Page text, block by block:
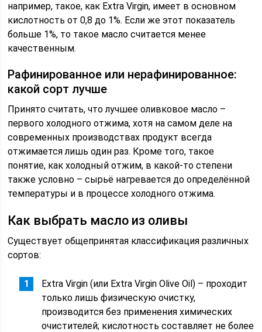
например, такое, как Extra Virgin, имеет в основном
кислотность от 0,8 до 1%. Если же этот показатель
больше 1%, то такое масло считается менее
качественным.
Рафинированное или нерафинированное:
какой сорт лучше
Принято считать, что лучшее оливковое масло –
первого холодного отжима, хотя на самом деле на
современных производствах продукт всегда
отжимается лишь один раз. Кроме того, такое
понятие, как холодный отжим, в какой-то степени
также условно – сырьё нагревается до определённой
температуры и в процессе холодного отжима.
Как выбрать масло из оливы
Существует общепринятая классификация различных
сортов:
Extra Virgin (или Extra Virgin Olive Oil) – проходит
только лишь физическую очистку,
производится без применения химических
очистителей; кислотность составляет не более